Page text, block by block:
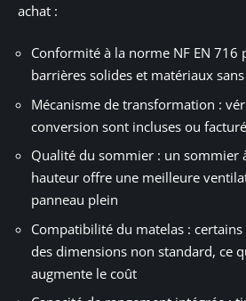
achat :
Conformité à la norme NF EN 716
barrières solides et matériaux
Mécanisme de transformation :
conversion sont incluses ou
Qualité du sommier : un sommier
hauteur offre une meilleure
panneau plein
Compatibilité du matelas :
des dimensions non standard, ce
augmente le coût